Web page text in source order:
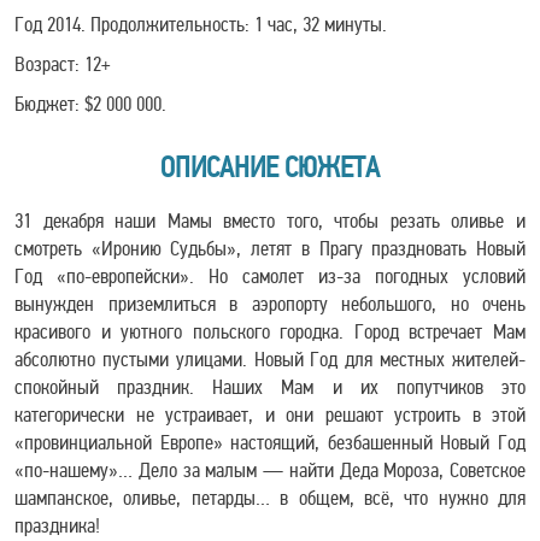
Год 2014. Продолжительность: 1 час, 32 минуты.
Возраст: 12+
Бюджет: $2 000 000.
ОПИСАНИЕ СЮЖЕТА
31 декабря наши Мамы вместо того, чтобы резать оливье и
смотреть «Иронию Судьбы», летят в Прагу праздновать Новый
Год «по-европейски». Но самолет из-за погодных условий
вынужден приземлиться в аэропорту небольшого, но очень
красивого и уютного польского городка. Город встречает Мам
абсолютно пустыми улицами. Новый Год для местных жителей-
спокойный праздник. Наших Мам и их попутчиков это
категорически не устраивает, и они решают устроить в этой
«провинциальной Европе» настоящий, безбашенный Новый Год
«по-нашему»… Дело за малым — найти Деда Мороза, Советское
шампанское, оливье, петарды… в общем, всё, что нужно для
праздника!